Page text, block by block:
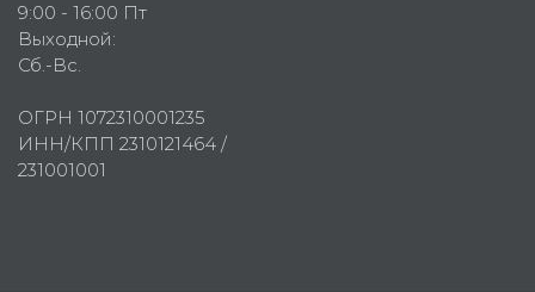
9:00 - 16:00 Пт
Выходной:
Сб.-Вс.
ОГРН 1072310001235
ИНН/КПП 2310121464 /
231001001